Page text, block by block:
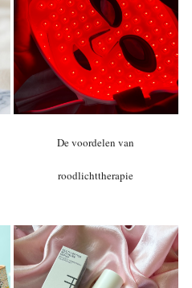
De voordelen van
roodlichttherapie